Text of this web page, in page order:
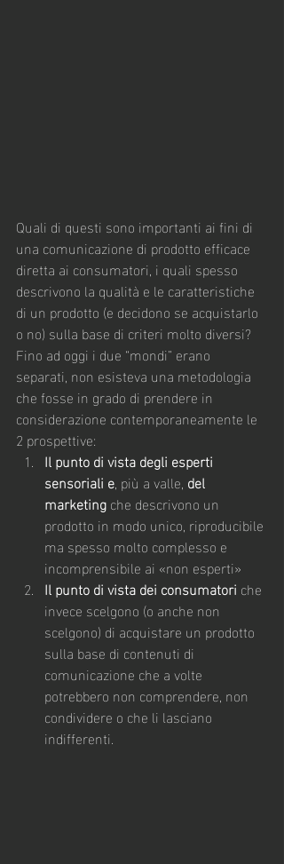
Quali di questi sono importanti ai fini di
una comunicazione di prodotto efficace
diretta ai consumatori, i quali spesso
descrivono la qualità e le caratteristiche
di un prodotto (e decidono se acquistarlo
o no) sulla base di criteri molto diversi?
Fino ad oggi i due “mondi” erano
separati, non esisteva una metodologia
che fosse in grado di prendere in
considerazione contemporaneamente le
2 prospettive:
Il punto di vista degli esperti
sensoriali e, più a valle, del
marketing che descrivono un
prodotto in modo unico, riproducibile
ma spesso molto complesso e
incomprensibile ai «non esperti»
Il punto di vista dei consumatori che
invece scelgono (o anche non
scelgono) di acquistare un prodotto
sulla base di contenuti di
comunicazione che a volte
potrebbero non comprendere, non
condividere o che li lasciano
indifferenti.